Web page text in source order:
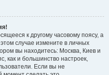
к другому часовому поясу, а
случае измените в личных
вы находитесь: Москва, Киев и
как и большинство настроек,
Если вы не